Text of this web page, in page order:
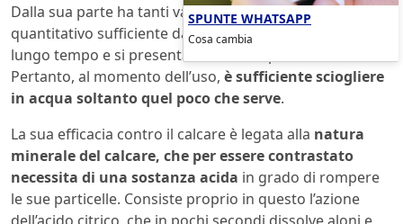
Dalla sua parte ha tanti vantaggi. Si compra in un
quantitativo sufficiente da conservare in dispensa per
lungo tempo e si presenta in formula polverosa.
Pertanto, al momento dell’uso, è sufficiente sciogliere
in acqua soltanto quel poco che serve.
La sua efficacia contro il calcare è legata alla natura
minerale del calcare, che per essere contrastato
necessita di una sostanza acida in grado di rompere
le sue particelle. Consiste proprio in questo l’azione
SPUNTE WHATSAPP
Cosa cambia